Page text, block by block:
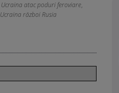
Ucraina atac poduri feroviare,
Ucraina război Rusia